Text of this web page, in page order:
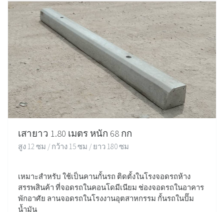
เสายาว 1.80 เมตร หนัก 68 กก
สูง 12 ซม / กว้าง 15 ซม / ยาว 180 ซม
เหมาะสำหรับ ใช้เป็นคานกั้นรถ ติดตั้งในโรงจอดรถห้าง
สรรพสินค้า ที่จอดรถในคอนโดมีเนียม ช่องจอดรถในอาคาร
พักอาศัย ลานจอดรถในโรงงานอุตสาหกรรม กั้นรถในปั๊ม
น้ำมัน